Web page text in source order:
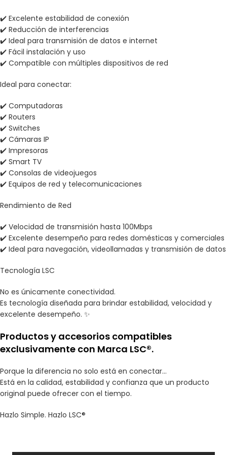
✔️ Excelente estabilidad de conexión
✔️ Reducción de interferencias
✔️ Ideal para transmisión de datos e internet
✔️ Fácil instalación y uso
✔️ Compatible con múltiples dispositivos de red
Ideal para conectar:
✔️ Computadoras
✔️ Routers
✔️ Switches
✔️ Cámaras IP
✔️ Impresoras
✔️ Smart TV
✔️ Consolas de videojuegos
✔️ Equipos de red y telecomunicaciones
Rendimiento de Red
✔️ Velocidad de transmisión hasta 100Mbps
✔️ Excelente desempeño para redes domésticas y comerciales
✔️ Ideal para navegación, videollamadas y transmisión de datos
Tecnología LSC
No es únicamente conectividad.
Es tecnología diseñada para brindar estabilidad, velocidad y
excelente desempeño. ✨
Productos y accesorios compatibles
exclusivamente con Marca LSC®.
Porque la diferencia no solo está en conectar…
Está en la calidad, estabilidad y confianza que un producto
original puede ofrecer con el tiempo.
Hazlo Simple. Hazlo LSC®